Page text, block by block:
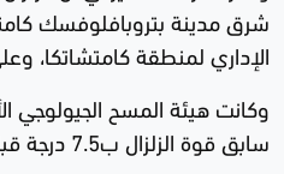
شرق مدينة بتروبافلوفسك
الإداري لمنطقة كامتشاتكا، وعلى عمق
وكانت هيئة المسح
سابق قوة الزلزال ب7.5 درجة قبل أن تخفضها.